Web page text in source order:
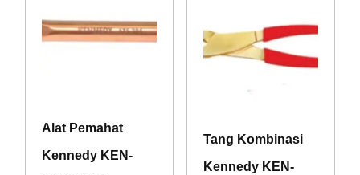
Alat Pemahat
Kennedy KEN-
Tang Kombinasi
Kennedy KEN-